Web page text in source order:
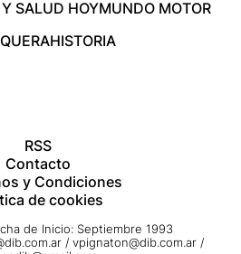
SALUD HOYMUNDO MOTOR
HISTORIA
RSS
Contacto
y Condiciones
de cookies
de Inicio: Septiembre 1993
/ vpignaton@dib.com.ar /